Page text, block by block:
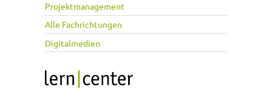
Projektmanagement
Alle Fachrichtungen
Digitalmedien